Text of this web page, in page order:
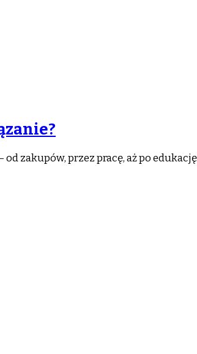
zakupów, przez pracę, aż po